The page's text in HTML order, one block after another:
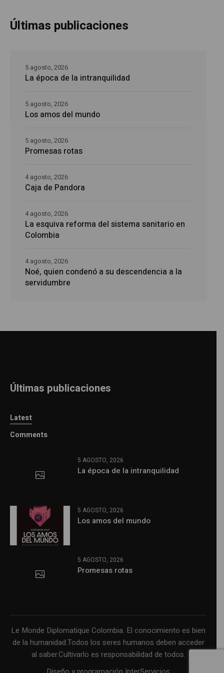
Últimas publicaciones
La época de la intranquilidad
5 agosto, 2026
Los amos del mundo
5 agosto, 2026
Promesas rotas
5 agosto, 2026
Caja de Pandora
4 agosto, 2026
La esquiva reforma del sistema sanitario en
Colombia
4 agosto, 2026
Noé, quien condenó a su descendencia a la
servidumbre
4 agosto, 2026
Últimas publicaciones
Latest
Comments
5 AGOSTO, 2026
La época de la intranquilidad
5 AGOSTO, 2026
Los amos del mundo
5 AGOSTO, 2026
Promesas rotas
Le Monde Diplomatique Colombia. El conocimiento es bien
de la humanidad.Todos los seres humanos deben acceder
al saber.Cultivarlo es responsabilidad de todos.